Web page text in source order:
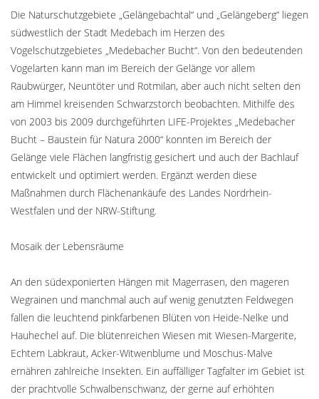
Die Naturschutzgebiete „Gelängebachtal“ und „Gelängeberg“ liegen
südwestlich der Stadt Medebach im Herzen des
Vogelschutzgebietes „Medebacher Bucht“. Von den bedeutenden
Vogelarten kann man im Bereich der Gelänge vor allem
Raubwürger, Neuntöter und Rotmilan, aber auch nicht selten den
am Himmel kreisenden Schwarzstorch beobachten. Mithilfe des
von 2003 bis 2009 durchgeführten LIFE-Projektes „Medebacher
Bucht – Baustein für Natura 2000“ konnten im Bereich der
Gelänge viele Flächen langfristig gesichert und auch der Bachlauf
entwickelt und optimiert werden. Ergänzt werden diese
Maßnahmen durch Flächenankäufe des Landes Nordrhein-
Westfalen und der NRW-Stiftung.
Mosaik der Lebensräume
An den südexponierten Hängen mit Magerrasen, den mageren
Wegrainen und manchmal auch auf wenig genutzten Feldwegen
fallen die leuchtend pinkfarbenen Blüten von Heide-Nelke und
Hauhechel auf. Die blütenreichen Wiesen mit Wiesen-Margerite,
Echtem Labkraut, Acker-Witwenblume und Moschus-Malve
ernähren zahlreiche Insekten. Ein auffälliger Tagfalter im Gebiet ist
der prachtvolle Schwalbenschwanz, der gerne auf erhöhten